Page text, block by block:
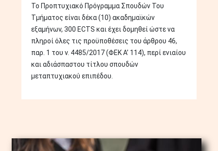
Το Προπτυχιακό Πρόγραμμα Σπουδών Του
Τμήματος είναι δέκα (10) ακαδημαϊκών
εξαμήνων, 300 ECTS και έχει δομηθεί ώστε να
πληροί όλες τις προϋποθέσεις του άρθρου 46,
παρ. 1 του ν. 4485/2017 (ΦΕΚ Α’ 114), περί ενιαίου
και αδιάσπαστου τίτλου σπουδών
μεταπτυχιακού επιπέδου.
Image